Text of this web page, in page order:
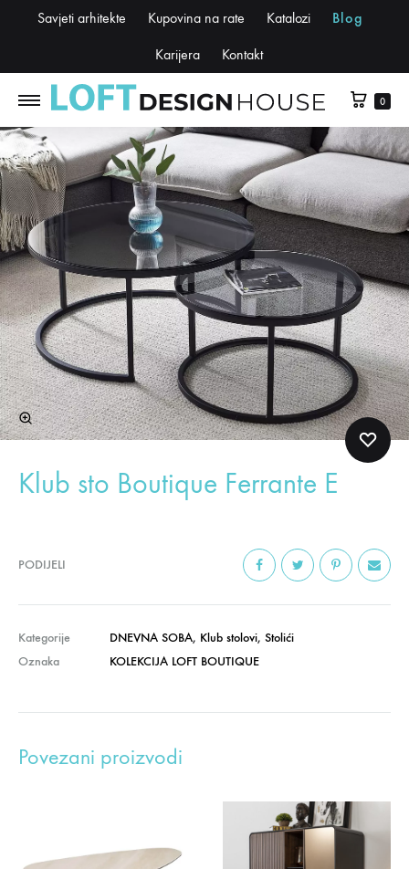
Savjeti arhitekte Kupovina na rate Katalozi Blog
Karijera Kontakt
0
Klub sto Boutique Ferrante E
PODIJELI
Kategorije DNEVNA SOBA, Klub stolovi, Stolići
Oznaka
KOLEKCIJA LOFT BOUTIQUE
Povezani proizvodi